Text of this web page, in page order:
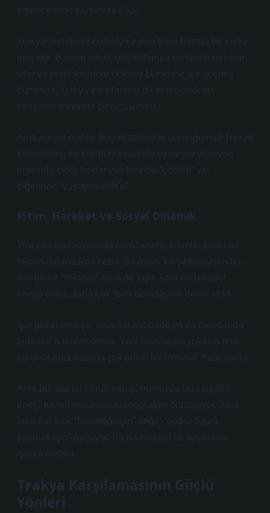
eğlencelerde karşımıza çıkar.
Trakya dediğimiz coğrafya zaten başlı başına bir kültür
mozaiği. Balkan etkisi, göç kültürü, Osmanlı’dan kalan
izler ve yerel Anadolu dokusu burada iç içe geçmiş
durumda. Trakya karşılaması da tam olarak bu
karışımın hareketli bir dışavurumu.
Ama dürüst olalım: bugün sahnede gördüğümüz Trakya
karşılaması ile köy düğünlerinde oynanan versiyon
arasında ciddi farklar var. Birinde “gösteri” var,
diğerinde “yaşayan kültür”.
Ritim, Hareket ve Sosyal Dinamik
Trakya karşılamasında ritim hızlıdır, adımlar serttir ve
beden dili oldukça nettir. Bu oyun, karşılıklı oynandığı
için bir tür “rekabet” hissi de taşır. Ama bu rekabet
kavga değil; daha çok “ben buradayım” deme şekli.
İşin güzel yanı şu: insanlar sahnede ya da meydanda
birbirine bakarak oynar. Yani bireysellik yokmuş gibi
görünür ama aslında çok güçlü bir bireysel ifade vardır.
Ama burada bir sorun var: günümüzde bu karşılıklı
enerji bazen tamamen koreografiye dönüşüyor. Yani
insanlar artık “hissettiği için” değil, “doğru figürü
yapmak için” oynuyor. Bu da kültürel bir kaymanın
işareti olabilir.
Trakya Karşılamasının Güçlü
Yönleri